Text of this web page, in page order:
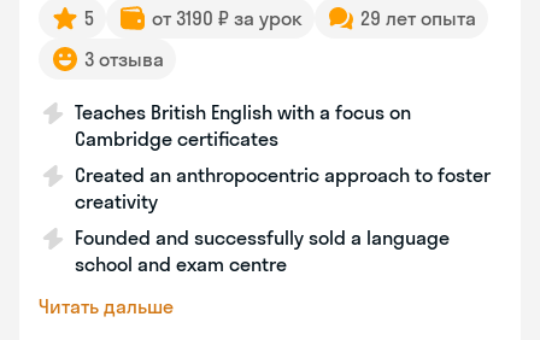
5 от 3190 ₽ за урок
29 лет опыта
3 отзыва
Teaches British English with a focus on
Cambridge certificates
Created an anthropocentric approach to foster
creativity
Founded and successfully sold a language
school and exam centre
Читать дальше